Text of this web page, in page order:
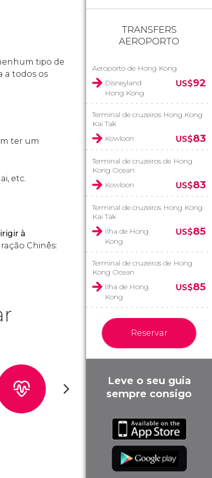
tipo de
a todos os
ter um
etc.
à
Chinês:
TRANSFERS
AEROPORTO
Aeroporto de Hong Kong
Disneyland
Hong Kong
US$92
Terminal de cruzeiros Hong Kong
Kai Tak
Kowloon
US$83
Terminal de cruzeiros de Hong
Kong Ocean
Kowloon
US$83
Terminal de cruzeiros Hong Kong
Kai Tak
Ilha de Hong
Kong
US$85
Terminal de cruzeiros de Hong
Kong Ocean
Ilha de Hong
Kong
US$85
Reservar
Leve o seu guia
sempre consigo